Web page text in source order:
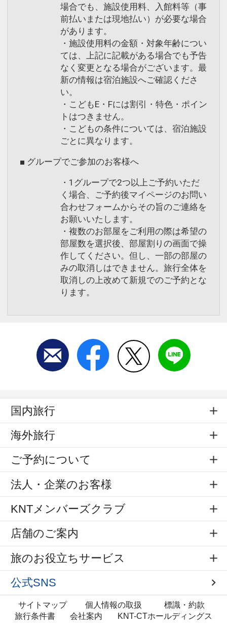
場合でも、施設使用料、入館料等（事
前払いまたは現地払い）が必要な場合
があります。
・施設使用料の金額・対象年齢につい
ては、上記に記載がある場合でも予告
なく変更となる場合がございます。最
新の情報は宿泊施設へご確認くださ
い。
・こどもE・Fには割引・特色・ポイン
トはつきません。
・こどもの条件については、宿泊施設
ごとに異なります。
■ グループでご参加のお客様へ
・1グループで2つ以上ご予約いただ
く場合、ご予約後マイページのお問い
合わせフォームからその旨のご連絡を
お願いいたします。
・複数のお部屋をご利用の際は希望の
部屋数を選択後、部屋割りの画面で操
作してください。但し、一部の部屋の
みの取消しはできません。旅行全体を
取消しの上改めて新規でのご予約とな
ります。
国内旅行
海外旅行
ご予約について
法人・企業のお客様
KNTメンバーズクラブ
店舗のご案内
旅のお役立ちサービス
公式SNS
サイトマップ 個人情報の取扱
標識・約款
旅行条件書
会社案内 KNT-CTホールディングス